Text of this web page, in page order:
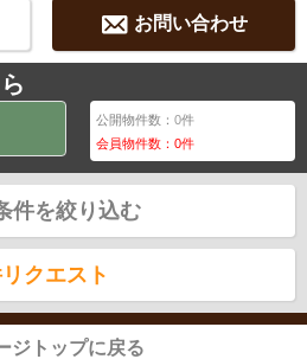
お問い合わせ
公開物件数：0件
会員物件数：0件
件を絞り込む
クエスト
ジトップに戻る